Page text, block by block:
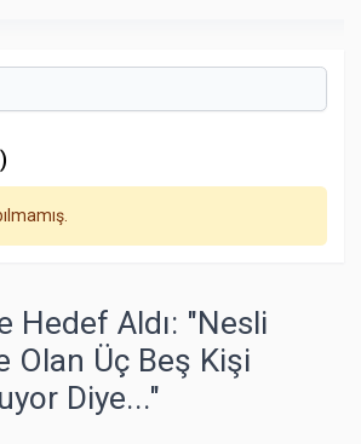
Hedef Aldı: "Nesli
Olan Üç Beş Kişi
Diye..."